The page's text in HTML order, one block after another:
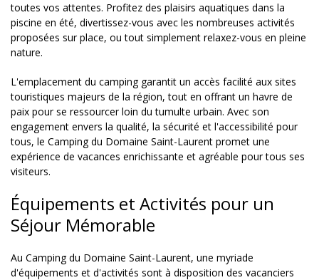
toutes vos attentes. Profitez des plaisirs aquatiques dans la
piscine en été, divertissez-vous avec les nombreuses activités
proposées sur place, ou tout simplement relaxez-vous en pleine
nature.
L'emplacement du camping garantit un accès facilité aux sites
touristiques majeurs de la région, tout en offrant un havre de
paix pour se ressourcer loin du tumulte urbain. Avec son
engagement envers la qualité, la sécurité et l'accessibilité pour
tous, le Camping du Domaine Saint-Laurent promet une
expérience de vacances enrichissante et agréable pour tous ses
visiteurs.
Équipements et Activités pour un
Séjour Mémorable
Au Camping du Domaine Saint-Laurent, une myriade
d'équipements et d'activités sont à disposition des vacanciers